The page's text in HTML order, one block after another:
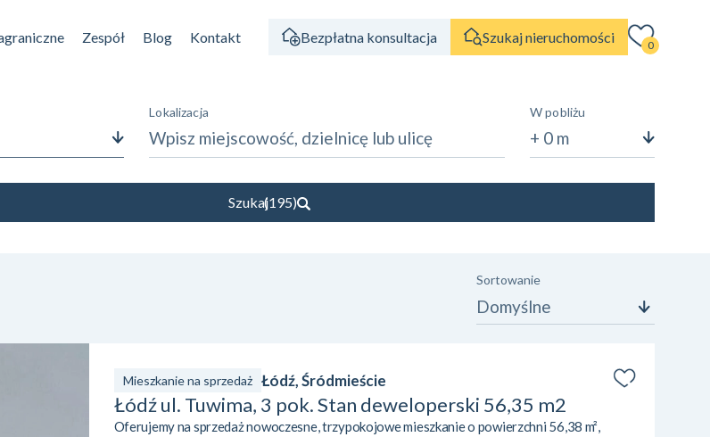
Zespół Blog Kontakt Bezpłatna konsultacja Szukaj nieruchomości 0
Lokalizacja W pobliżu
+ 0 m
m²
Liczba pokoi
Wybierz
Szukaj
(195)
Sortowanie
Domyślne
Mieszkanie na sprzedaż Łódź, Śródmieście
Łódź ul. Tuwima, 3 pok. Stan deweloperski 56,35 m2
Oferujemy na sprzedaż nowoczesne, trzypokojowe mieszkanie o powierzchni 56,38 m²,